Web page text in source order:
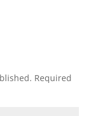
Required